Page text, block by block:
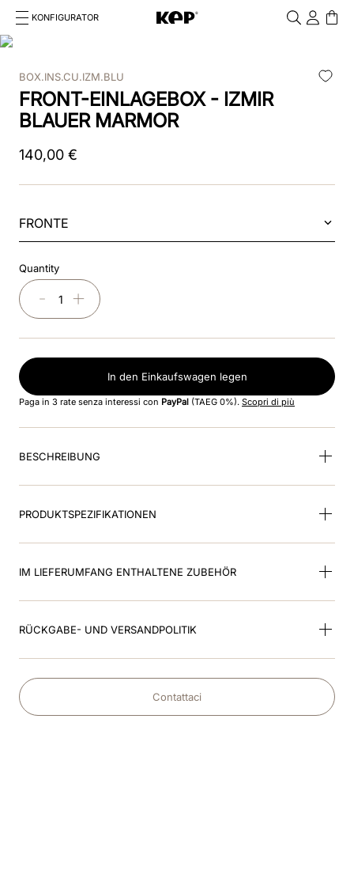
KONFIGURATOR
Cosa stai cercando?
1. reithelm
2.box
3.chromo 2
4.visiera polo
6.
7.smart nova polo star
8.kep inlay smart nova
BOX.INS.CU.IZM.BLU
FRONT-EINLAGEBOX - IZMIR
BLAUER MARMOR
140,00 €
FRONTE
Quantity
＋
－
In den Einkaufswagen legen
Paga in 3 rate senza interessi con PayPal (TAEG 0%). Scopri di più
BESCHREIBUNG
PRODUKTSPEZIFIKATIONEN
IM LIEFERUMFANG ENTHALTENE ZUBEHÖR
RÜCKGABE- UND VERSANDPOLITIK
Contattaci